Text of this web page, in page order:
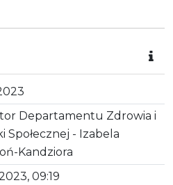
Departamentu Zdrowia i
Społecznej - Izabela
Kandziora
09:19